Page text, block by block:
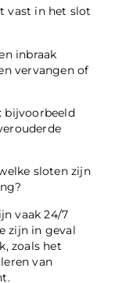
vast in het slot
inbraak
vervangen of
: bijvoorbeeld
sloten zijn
vaak 24/7
zijn in geval
zoals het
van